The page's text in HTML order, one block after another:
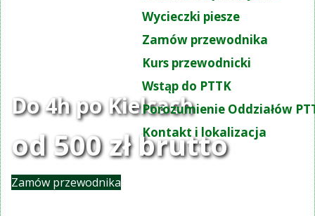
Wycieczki piesze
Zamów przewodnika
Kurs przewodnicki
Wstąp do PTTK
Porozumienie Oddziałów
Kontakt i lokalizacja
Do 4h po Kielcach
od 500 zł brutto
Zamów przewodnika